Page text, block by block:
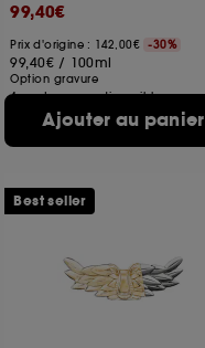
99,40€
Prix d'origine : 142,00€ -30%
99,40€ / 100ml
Option gravure
4 contenances disponibles
Ajouter au panier
Best seller